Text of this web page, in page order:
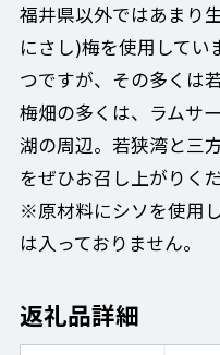
福井県以外ではあまり
にさし)梅を使用してい
つですが、その多くは
梅畑の多くは、ラムサ
湖の周辺。若狭湾と三
をぜひお召し上がりく
※原材料にシソを使用
は入っておりません。
返礼品詳細